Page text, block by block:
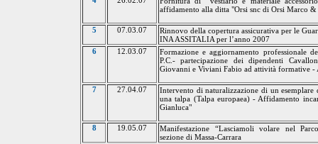
affidamento alla ditta "Orsi snc di Orsi Marco &
5 07.03.07
Rinnovo della copertura assicurativa per le
INA ASSITALIA per l’anno 2007
6 12.03.07
Formazione e aggiornamento professionale
P.C.- partecipazione dei dipendenti
Giovanni e Viviani Fabio ad attività formative -
7 27.04.07
Intervento di naturalizzazione di un esemplare
una talpa (Talpa europaea) - Affidamento
Gianluca"
8 19.05.07
Manifestazione “Lasciamoli volare nel
sezione di Massa-Carrara